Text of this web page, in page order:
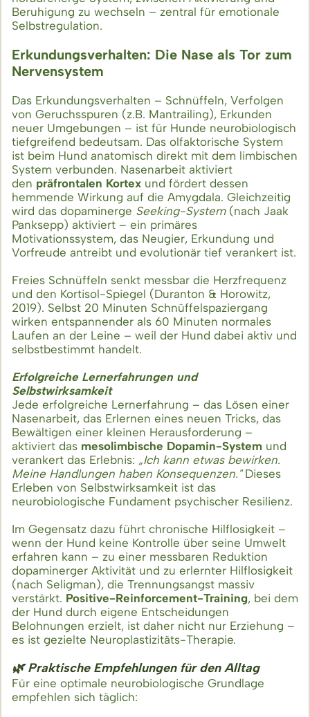
Beruhigung zu wechseln – zentral für emotionale
Selbstregulation.
Erkundungsverhalten: Die Nase als Tor zum
Nervensystem
Das Erkundungsverhalten – Schnüffeln, Verfolgen
von Geruchsspuren (z.B. Mantrailing), Erkunden
neuer Umgebungen – ist für Hunde neurobiologisch
tiefgreifend bedeutsam. Das olfaktorische System
ist beim Hund anatomisch direkt mit dem limbischen
System verbunden. Nasenarbeit aktiviert
den präfrontalen Kortex und fördert dessen
hemmende Wirkung auf die Amygdala. Gleichzeitig
wird das dopaminerge Seeking-System(nach Jaak
Panksepp) aktiviert – ein primäres
Motivationssystem, das Neugier, Erkundung und
Vorfreude antreibt und evolutionär tief verankert ist.
Freies Schnüffeln senkt messbar die Herzfrequenz
und den Kortisol-Spiegel (Duranton & Horowitz,
2019). Selbst 20 Minuten Schnüffelspaziergang
wirken entspannender als 60 Minuten normales
Laufen an der Leine – weil der Hund dabei aktiv und
selbstbestimmt handelt.
Erfolgreiche Lernerfahrungen und
Selbstwirksamkeit
Jede erfolgreiche Lernerfahrung – das Lösen einer
Nasenarbeit, das Erlernen eines neuen Tricks, das
Bewältigen einer kleinen Herausforderung –
aktiviert das mesolimbische Dopamin-System und
verankert das Erlebnis: „Ich kann etwas bewirken.
Meine Handlungen haben Konsequenzen."Dieses
Erleben von Selbstwirksamkeit ist das
neurobiologische Fundament psychischer Resilienz.
Im Gegensatz dazu führt chronische Hilflosigkeit –
wenn der Hund keine Kontrolle über seine Umwelt
erfahren kann – zu einer messbaren Reduktion
dopaminerger Aktivität und zu erlernter Hilflosigkeit
(nach Seligman), die Trennungsangst massiv
verstärkt. Positive-Reinforcement-Training, bei dem
der Hund durch eigene Entscheidungen
Belohnungen erzielt, ist daher nicht nur Erziehung –
es ist gezielte Neuroplastizitäts-Therapie.
🌿 Praktische Empfehlungen für den Alltag
Für eine optimale neurobiologische Grundlage
empfehlen sich täglich: